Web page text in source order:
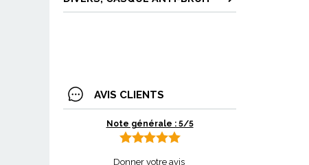
AVIS CLIENTS
Note générale : 5/5
Donner votre avis